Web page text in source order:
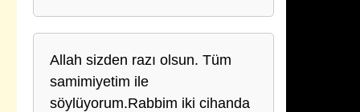
Allah sizden razı olsun. Tüm
samimiyetim ile
söylüyorum.Rabbim iki cihanda